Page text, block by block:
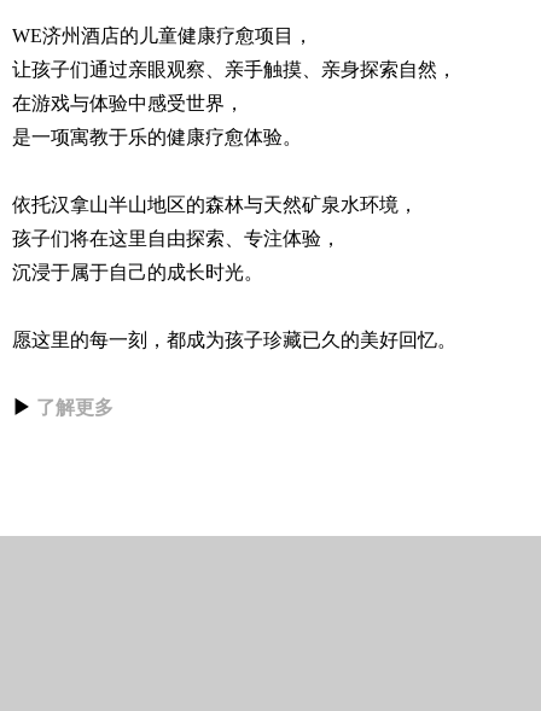
WE济州酒店的儿童健康疗愈项目，
让孩子们通过亲眼观察、亲手触摸、亲身探索自然，
在游戏与体验中感受世界，
是一项寓教于乐的健康疗愈体验。
依托汉拿山半山地区的森林与天然矿泉水环境，
孩子们将在这里自由探索、专注体验，
沉浸于属于自己的成长时光。
愿这里的每一刻，都成为孩子珍藏已久的美好回忆。
▶ 了解更多